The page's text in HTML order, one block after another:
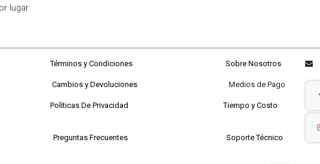
lugar.
22Términos y Condiciones Sobre Nosotros
Cambios y Devoluciones Medios de Pago
viernes Políticas De Privacidad
Tiempo y Costo
Preguntas Frecuentes Soporte Técnico